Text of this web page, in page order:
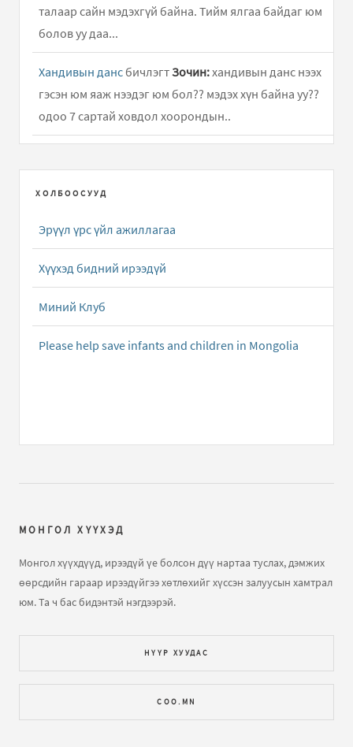
талаар сайн мэдэхгүй байна. Тийм ялгаа байдаг юм
болов уу даа...
Хандивын данс бичлэгтЗочин:хандивын данс нээх
гэсэн юм яаж нээдэг юм бол?? мэдэх хүн байна уу??
одоо 7 сартай ховдол хоорондын..
БОЛОРТУЯА-С гээд мөнгө орсон байна. Баярлалаа.
Монгол Улсын хамгийн залуу дэлхийн аварга
нүдэнд чинэ баярын жавхаа..
Д.Номин-Эрдэнэдээ ...бичлэгтЗочин:bayar hurgiye
ХОЛБООСУУД
Эрүүл үрс үйл ажиллагаа
Хүүхэд бидний ирээдүй
Миний Клуб
Please help save infants and children in Mongolia
МОНГОЛ ХҮҮХЭД
Монгол хүүхдүүд, ирээдүй үе болсон дүү нартаа туслах, дэмжих
өөрсдийн гараар ирээдүйгээ хөтлөхийг хүссэн залуусын хамтрал
юм. Та ч бас бидэнтэй нэгдээрэй.
НҮҮР ХУУДАС
COO.MN